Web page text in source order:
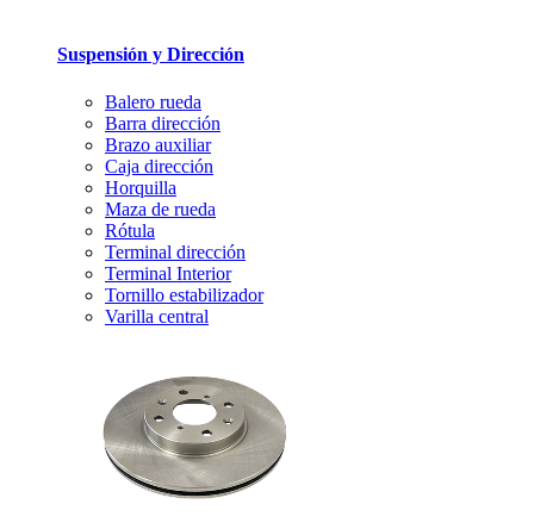
Suspensión y Dirección
Balero rueda
Barra dirección
Brazo auxiliar
Caja dirección
Horquilla
Maza de rueda
Rótula
Terminal dirección
Terminal Interior
Tornillo estabilizador
Varilla central